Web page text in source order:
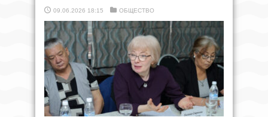
09.06.2026 18:15 ОБЩЕСТВО